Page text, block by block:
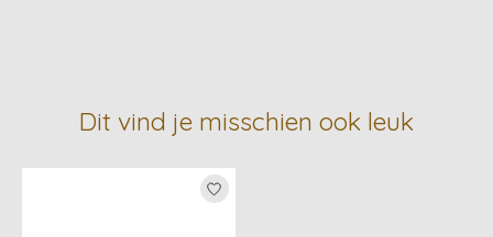
Dit vind je misschien ook leuk
Items van productcarrousel